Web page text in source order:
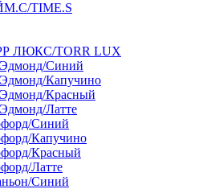
TIME.S
ЛЮКС/TORR LUX
Синий
Капучино
Красный
Латте
Синий
Капучино
Красный
Латте
Синий